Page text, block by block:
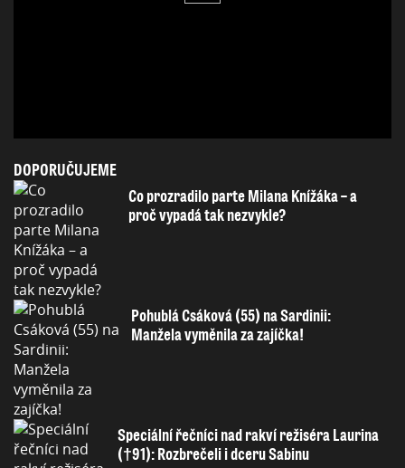
DOPORUČUJEME
Co prozradilo parte Milana Knížáka – a
proč vypadá tak nezvykle?
Pohublá Csáková (55) na Sardinii:
Manžela vyměnila za zajíčka!
Speciální řečníci nad rakví režiséra Laurina
(†91): Rozbrečeli i dceru Sabinu